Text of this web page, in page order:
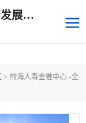
深圳市海裕投资发展有限公司
> 前海人寿金融中心 -全
侨城